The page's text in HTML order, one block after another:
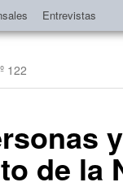
Entrevistas
122
de la